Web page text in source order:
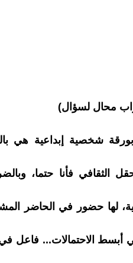
محال لسؤال)
شخصية إبداعية هي
الثقافي فأنا حتما،
لها حضور في الحاضر
الاحتمالات... فاعل في